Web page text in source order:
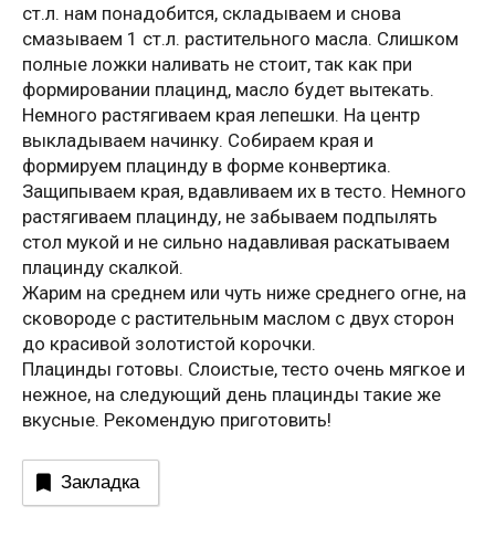
ст.л. нам понадобится, складываем и снова
смазываем 1 ст.л. растительного масла. Слишком
полные ложки наливать не стоит, так как при
формировании плацинд, масло будет вытекать.
Немного растягиваем края лепешки. На центр
выкладываем начинку. Собираем края и
формируем плацинду в форме конвертика.
Защипываем края, вдавливаем их в тесто. Немного
растягиваем плацинду, не забываем подпылять
стол мукой и не сильно надавливая раскатываем
плацинду скалкой.
Жарим на среднем или чуть ниже среднего огне, на
сковороде с растительным маслом с двух сторон
до красивой золотистой корочки.
Плацинды готовы. Слоистые, тесто очень мягкое и
нежное, на следующий день плацинды такие же
вкусные. Рекомендую приготовить!
Закладка